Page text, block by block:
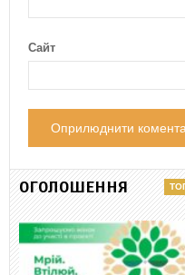
Сайт
ОГОЛОШЕННЯ